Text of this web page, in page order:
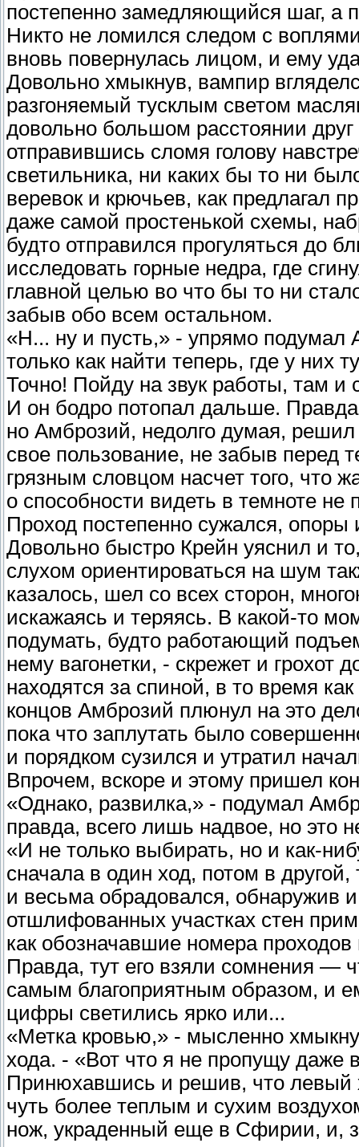
постепенно замедляющийся шаг, а
Никто не ломился следом с
вновь повернулась лицом, и ему
Довольно хмыкнув, вампир
разгоняемый тусклым светом
довольно большом расстоянии друг
отправившись сломя голову
светильника, ни каких бы то ни
веревок и крючьев, как предлагал
даже самой простенькой схемы,
будто отправился прогуляться до
исследовать горные недра, где
главной целью во что бы то ни
забыв обо всем остальном.
«Н... ну и пусть,» - упрямо подумал
только как найти теперь, где у них
Точно! Пойду на звук работы, там и
И он бодро потопал дальше.
но Амброзий, недолго думая,
свое пользование, не забыв перед
грязным словцом насчет того, что
о способности видеть в темноте не
Проход постепенно сужался,
Довольно быстро Крейн уяснил и
слухом ориентироваться на шум
казалось, шел со всех сторон,
искажаясь и теряясь. В какой-то
подумать, будто работающий
нему вагонетки, - скрежет и
находятся за спиной, в то время
концов Амброзий плюнул на это
пока что заплутать было
и порядком сузился и утратил
Впрочем, вскоре и этому пришел
«Однако, развилка,» - подумал
правда, всего лишь надвое, но это
«И не только выбирать, но и как-
сначала в один ход, потом в
и весьма обрадовался, обнаружив
отшлифованных участках стен
как обозначавшие номера
Правда, тут его взяли сомнения —
самым благоприятным образом, и
цифры светились ярко или...
«Метка кровью,» - мысленно
хода. - «Вот что я не пропущу даже
Принюхавшись и решив, что левый
чуть более теплым и сухим
нож, украденный еще в Сфирии, и,